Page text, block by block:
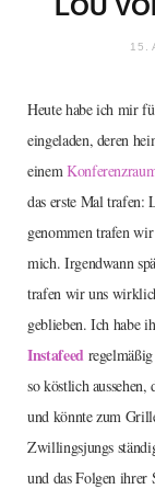
LOU
15.
Heute habe ich mir
eingeladen, deren
einem
das erste Mal trafen:
genommen trafen
mich. Irgendwann
trafen wir uns
geblieben. Ich habe
Instafeed
so köstlich
und könnte zum
Zwillingsjungs
und das Folgen